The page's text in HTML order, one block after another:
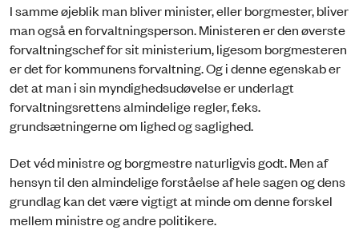
I samme øjeblik man bliver minister, eller borgmester, bliver
man også en forvaltningsperson. Ministeren er den øverste
forvaltningschef for sit ministerium, ligesom borgmesteren
er det for kommunens forvaltning. Og i denne egenskab er
det at man i sin myndighedsudøvelse er underlagt
forvaltningsrettens almindelige regler, f.eks.
grundsætningerne om lighed og saglighed.
Det véd ministre og borgmestre naturligvis godt. Men af
hensyn til den almindelige forståelse af hele sagen og dens
grundlag kan det være vigtigt at minde om denne forskel
mellem ministre og andre politikere.